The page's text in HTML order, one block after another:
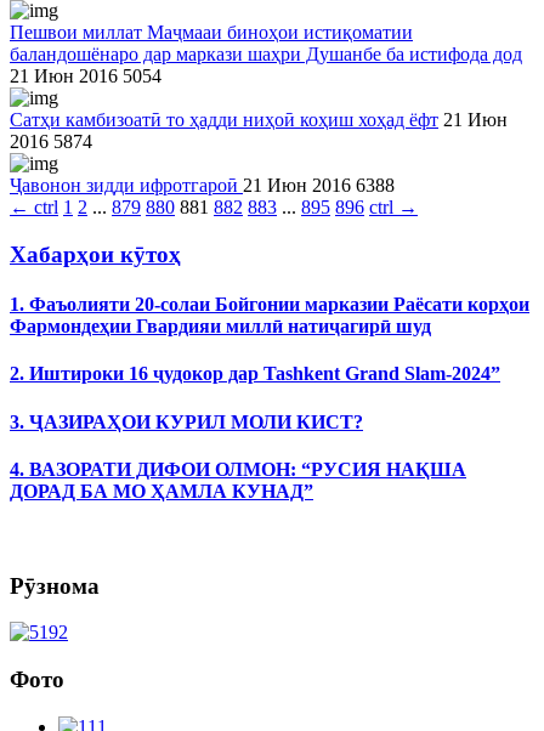
Пешвои миллат Маҷмааи биноҳои истиқоматии
баландошёнаро дар маркази шаҳри Душанбе ба истифода дод
21 Июн 2016 5054
Сатҳи камбизоатӣ то ҳадди ниҳоӣ коҳиш хоҳад ёфт 21 Июн
2016 5874
Ҷавонон зидди ифротгароӣ 21 Июн 2016 6388
← ctrl 1 2 ... 879 880 881 882 883 ... 895 896 ctrl →
Хабарҳои кӯтоҳ
1. Фаъолияти 20-солаи Бойгонии марказии Раёсати корҳои
Фармондеҳии Гвардияи миллӣ натиҷагирӣ шуд
2. Иштироки 16 ҷудокор дар Tashkent Grand Slam-2024”
3. ҶАЗИРАҲОИ КУРИЛ МОЛИ КИСТ?
4. ВАЗОРАТИ ДИФОИ ОЛМОН: “РУСИЯ НАҚША
ДОРАД БА МО ҲАМЛА КУНАД”
Рӯзнома
Фото